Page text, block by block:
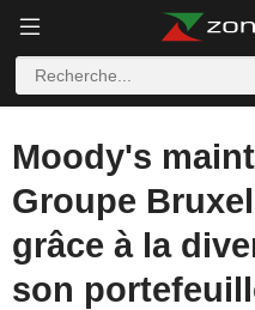
Moody's
Groupe
grâce à la
son